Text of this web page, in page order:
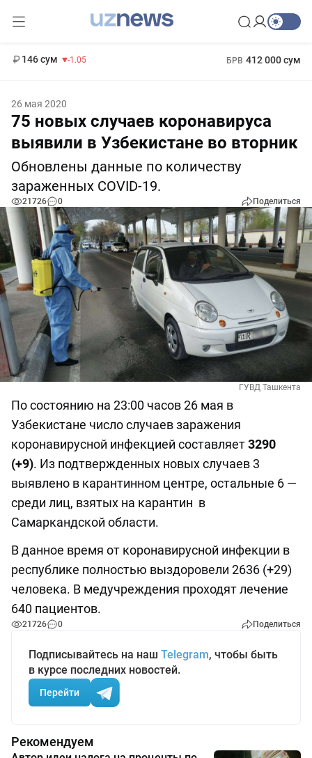
146 сум -1.05 БРВ 412 000 сум
26 мая 2020
75 новых случаев коронавируса
выявили в Узбекистане во вторник
Обновлены данные по количеству
зараженных COVID-19.
21726 0 Поделиться
ГУВД Ташкента
По состоянию на 23:00 часов 26 мая в
Узбекистане число случаев заражения
коронавирусной инфекцией составляет3290
(+9). Из подтвержденных новых случаев 3
выявлено в карантинном центре, остальные 6 —
среди лиц, взятых на карантин в
Самаркандской области.
В данное время от коронавирусной инфекции в
республике полностью выздоровели 2636 (+29)
человека. В медучреждения проходят лечение
640 пациентов.
21726 0 Поделиться
Подписывайтесь на наш Telegram, чтобы быть
в курсе последних новостей.
Перейти
Рекомендуем